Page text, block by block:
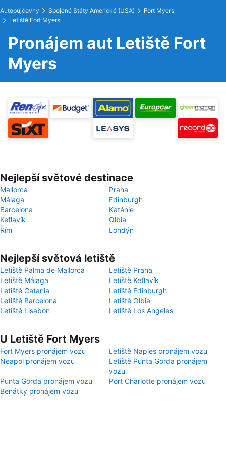
Autopůjčovny Spojené Státy Americké (USA)
Fort Myers
Letiště Fort Myers
Pronájem aut Letiště Fort
Myers
Nejlepší světové destinace
Mallorca
Praha
Málaga
Edinburgh
Barcelona
Katánie
Keflavík
Olbia
Řím
Londýn
Nejlepší světová letiště
Letiště Palma de Mallorca
Letiště Praha
Letiště Málaga
Letiště Keflavík
Letiště Catania
Letiště Edinburgh
Letiště Barcelona
Letiště Olbia
Letiště Lisabon
Letiště Los Angeles
U Letiště Fort Myers
Fort Myers pronájem vozu
Letiště Naples pronájem vozu
Neapol pronájem vozu
Letiště Punta Gorda pronájem
vozu
Punta Gorda pronájem vozu
Port Charlotte pronájem vozu
Benátky pronájem vozu